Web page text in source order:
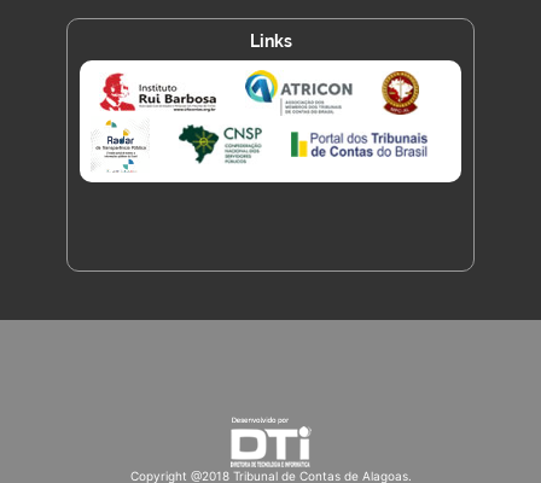
Links
Copyright @2018 Tribunal de Contas de Alagoas.